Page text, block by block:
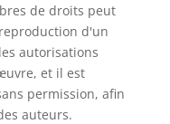
de droits peut
d'un
autorisations
et il est
permission, afin
auteurs.